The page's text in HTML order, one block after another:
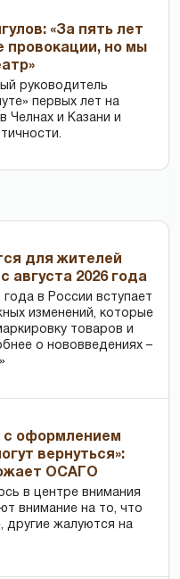
«За пять лет
провокации, но мы
руководитель
первых лет на
Челнах и Казани и
для жителей
августа 2026 года
года в России вступает
изменений, которые
товаров и
о нововведениях –
с оформлением
вернуться»:
ОСАГО
в центре внимания
внимание на то, что
жалуются на